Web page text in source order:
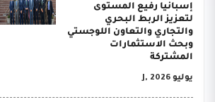
إسبانيا رفيع المستوى
لتعزيز الربط البحري
والتجاري والتعاون اللوجستي
وبحث الاستثمارات
المشتركة
يوليو J, 2026